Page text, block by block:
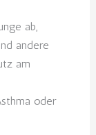
ab,
andere
am
oder